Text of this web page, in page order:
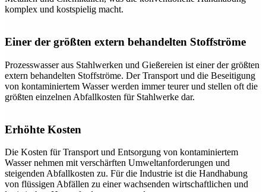
komplex und kostspielig macht.
Einer der größten extern behandelten Stoffströme
Prozesswasser aus Stahlwerken und Gießereien ist einer der größten
extern behandelten Stoffströme. Der Transport und die Beseitigung
von kontaminiertem Wasser werden immer teurer und stellen oft die
größten einzelnen Abfallkosten für Stahlwerke dar.
Erhöhte Kosten
Die Kosten für Transport und Entsorgung von kontaminiertem
Wasser nehmen mit verschärften Umweltanforderungen und
steigenden Abfallkosten zu. Für die Industrie ist die Handhabung
von flüssigen Abfällen zu einer wachsenden wirtschaftlichen und